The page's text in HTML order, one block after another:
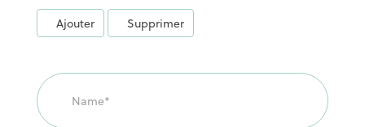
Ajouter Supprimer